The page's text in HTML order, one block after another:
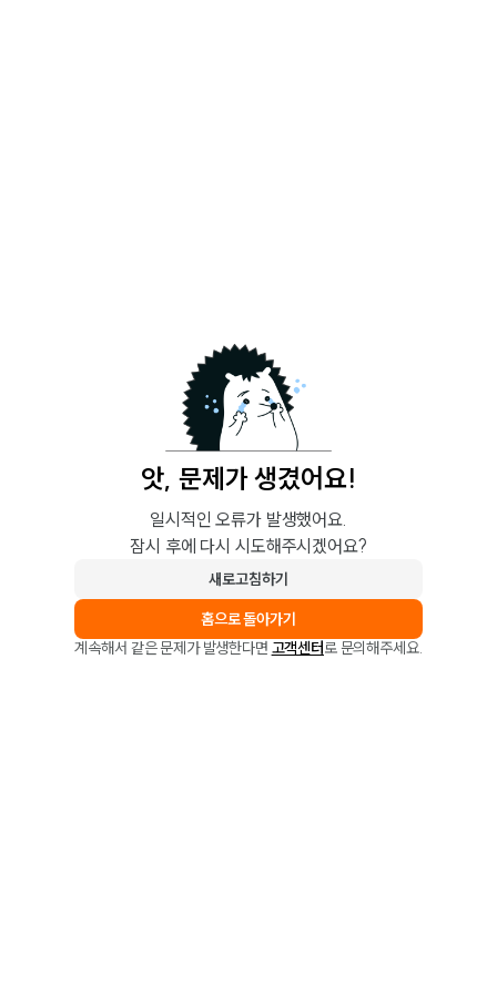
앗, 문제가 생겼어요!
일시적인 오류가 발생했어요.
잠시 후에 다시 시도해주시겠어요?
새로고침하기
홈으로 돌아가기
계속해서 같은 문제가 발생한다면 고객센터로 문의해주세요.